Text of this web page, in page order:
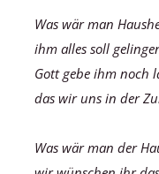
Was wär man
ihm alles soll
Gott gebe ihm noch
das wir uns in der
Was wär man der